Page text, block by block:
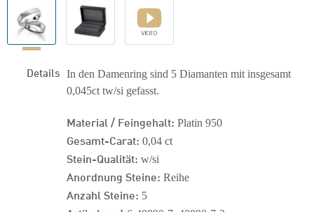
Details In den Damenring sind 5 Diamanten mit insgesamt
0,045ct tw/si gefasst.
Material / Feingehalt: Platin 950
Gesamt-Carat: 0,04 ct
Stein-Qualität: w/si
Anordnung Steine: Reihe
Anzahl Steine: 5